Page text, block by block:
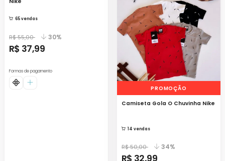
65 vendas
R$ 55,00 30%
R$ 37,99
Formas de pagamento
PROMOÇÃO
Camiseta Gola O Chuvinha Nike
14 vendas
R$ 50,00 34%
R$ 32,99